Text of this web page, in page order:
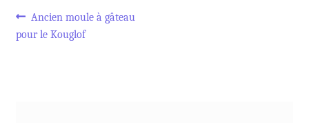
Navigation
de
Article
précédent :
Ancien moule à gâteau
pour le Kouglof